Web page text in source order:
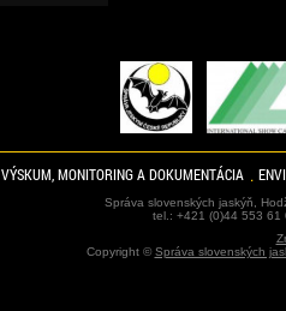
VÝSKUM, MONITORING A DOKUMENTÁCIA
Správa slovenských jaskýň,
tel.: +421 (0)44 553
Copyright ©Správa slovenských